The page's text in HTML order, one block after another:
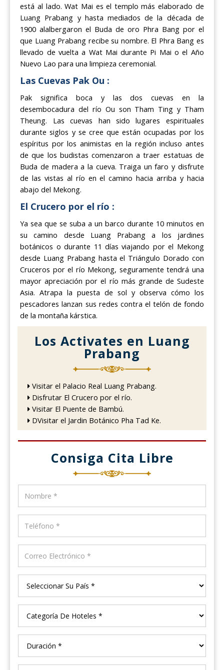
está al lado. Wat Mai es el templo más elaborado de
Luang Prabang y hasta mediados de la década de
1900 alalbergaron el Buda de oro Phra Bang por el
que Luang Prabang recibe su nombre. El Phra Bang es
llevado de vuelta a Wat Mai durante Pi Mai o el Año
Nuevo Lao para una limpieza ceremonial.
Las Cuevas Pak Ou :
Pak significa boca y las dos cuevas en la
desembocadura del río Ou son Tham Ting y Tham
Theung. Las cuevas han sido lugares espirituales
durante siglos y se cree que están ocupadas por los
espíritus por los animistas en la región incluso antes
de que los budistas comenzaron a traer estatuas de
Buda de madera a la cueva. Traiga un faro y disfrute
de las vistas al río en el camino hacia arriba y hacia
abajo del Mekong.
El Crucero por el río :
Ya sea que se suba a un barco durante 10 minutos en
su camino desde Luang Prabang a los jardines
botánicos o durante 11 días viajando por el Mekong
desde Luang Prabang hasta el Triángulo Dorado con
Cruceros por el río Mekong, seguramente tendrá una
mayor apreciación por el río más grande de Sudeste
Asia. Atrapa la puesta de sol y observa cómo los
pescadores lanzan sus redes contra el telón de fondo
de la montaña kárstica.
Los Activates en Luang
Prabang
Visitar el Palacio Real Luang Prabang.
Disfrutar El Crucero por el río.
Visitar El Puente de Bambú.
DVisitar el Jardin Botánico Pha Tad Ke.
Consiga Cita Libre